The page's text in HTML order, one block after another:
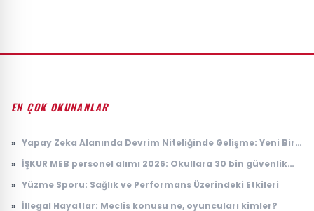
EN ÇOK OKUNANLAR
» Yapay Zeka Alanında Devrim Niteliğinde Gelişme: Yeni Bir
» İŞKUR MEB personel alımı 2026: Okullara 30 bin güvenlik
» Yüzme Sporu: Sağlık ve Performans Üzerindeki Etkileri
» İllegal Hayatlar: Meclis konusu ne, oyuncuları kimler?